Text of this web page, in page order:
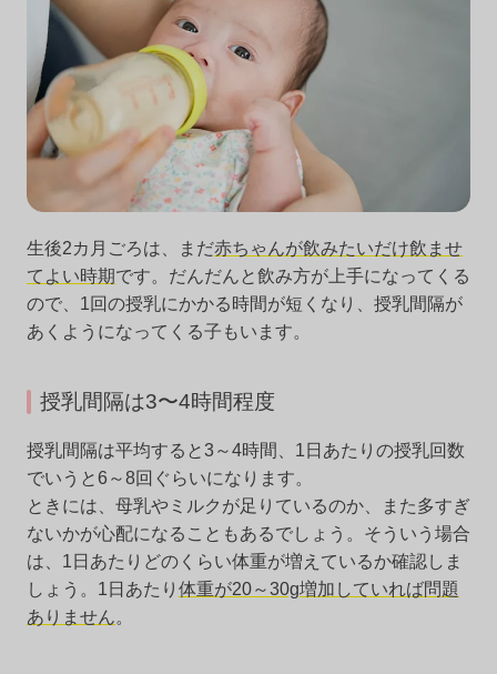
生後2カ月ごろは、まだ赤ちゃんが飲みたいだけ飲ませ
てよい時期です。だんだんと飲み方が上手になってくる
ので、1回の授乳にかかる時間が短くなり、授乳間隔が
あくようになってくる子もいます。
授乳間隔は3〜4時間程度
授乳間隔は平均すると3～4時間、1日あたりの授乳回数
でいうと6～8回ぐらいになります。
ときには、母乳やミルクが足りているのか、また多すぎ
ないかが心配になることもあるでしょう。そういう場合
は、1日あたりどのくらい体重が増えているか確認しま
しょう。1日あたり 体重が20～30g増加していれば問題
ありません。